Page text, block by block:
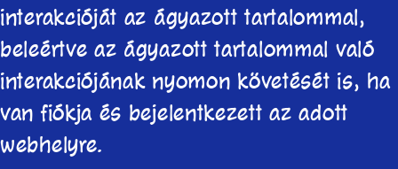
interakcióját az ágyazott tartalommal,
beleértve az ágyazott tartalommal való
interakciójának nyomon követését is, ha
van fiókja és bejelentkezett az adott
webhelyre.